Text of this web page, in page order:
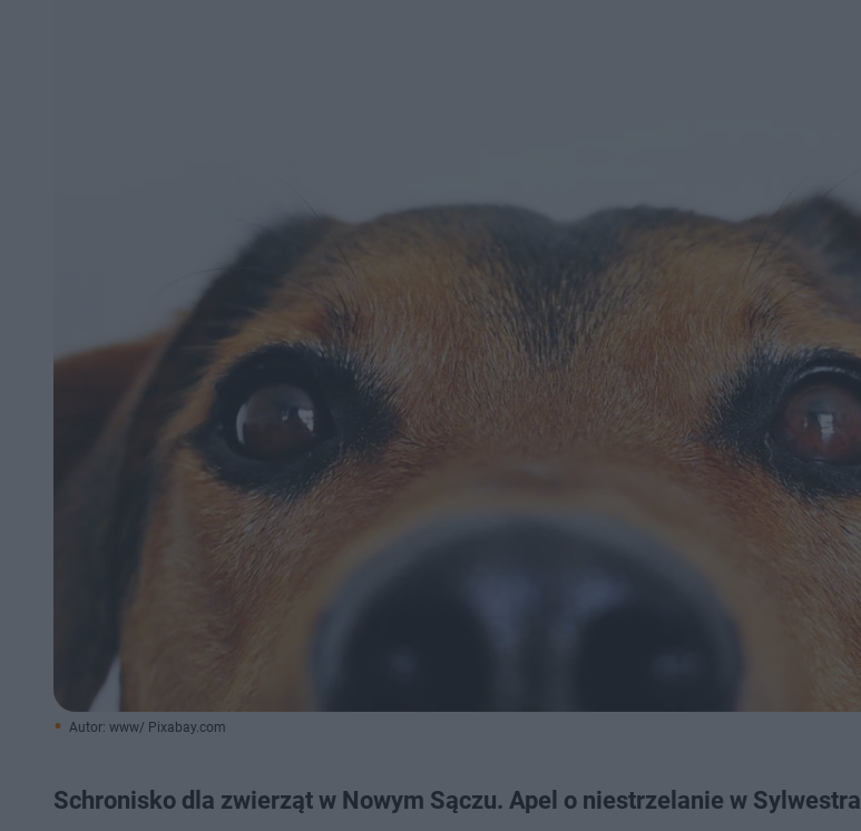
Autor: www/ Pixabay.com
Schronisko dla zwierząt w Nowym Sączu. Apel o niestrzelanie w Sylwestra